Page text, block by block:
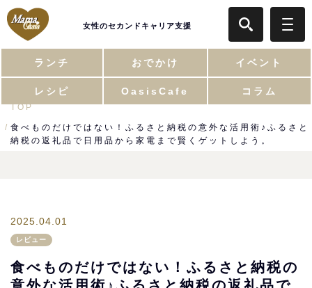
女性のセカンドキャリア支援
ランチ おでかけ イベント
レシピ OasisCafe コラム
TOP
食べものだけではない！ふるさと納税の意外な活用術♪ふるさと
納税の返礼品で日用品から家電まで賢くゲットしよう。
2025.04.01
レビュー
食べものだけではない！ふるさと納税の